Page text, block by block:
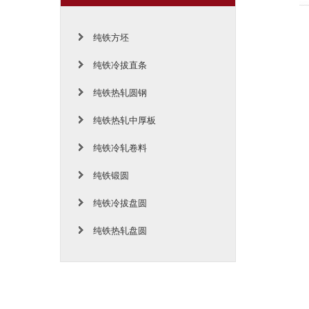
纯铁方坯
纯铁冷拔直条
纯铁热轧圆钢
纯铁热轧中厚板
纯铁冷轧卷料
纯铁锻圆
纯铁冷拔盘圆
纯铁热轧盘圆